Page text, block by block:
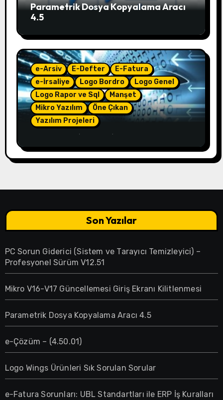
Parametrik Dosya Kopyalama Aracı
4.5
e-Arsiv E-Defter
E-Fatura
e-İrsaliye
Logo Bordro
Logo Genel
Logo Rapor ve Sql
Manşet
Mikro Yazılım
Öne Çıkan
Yazılım Projeleri
e-Çözüm – (4.50.01)
Son Yazılar
PC Sorun Giderici (Sistem ve Tarayıcı Temizleyici) –
Profesyonel Sürüm V12.51
Mikro V16-V17 Güncellemesi Giriş Ekranı Kilitlenmesi
Parametrik Dosya Kopyalama Aracı 4.5
e-Çözüm – (4.50.01)
Logo Wings Ürünleri Sık Sorulan Sorular
e-Fatura Sorunları: UBL Standartları ile ERP İş Kuralları